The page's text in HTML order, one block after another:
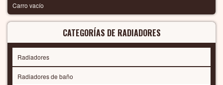
Carro vacío
CATEGORÍAS DE RADIADORES
Radiadores
Radiadores de baño